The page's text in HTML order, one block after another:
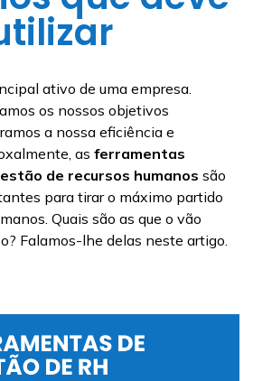
ativo de uma empresa.
os nossos objetivos
a nossa eficiência e
as ferramentas
de recursos humanos são
para tirar o máximo partido
Quais são as que o vão
Falamos-lhe delas neste artigo.